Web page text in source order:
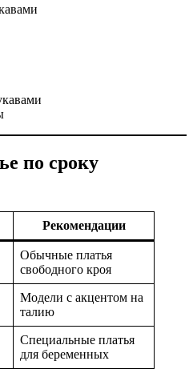
по сроку
Рекомендации
Обычные платья
свободного кроя
Модели с акцентом на
талию
Специальные платья
для беременных